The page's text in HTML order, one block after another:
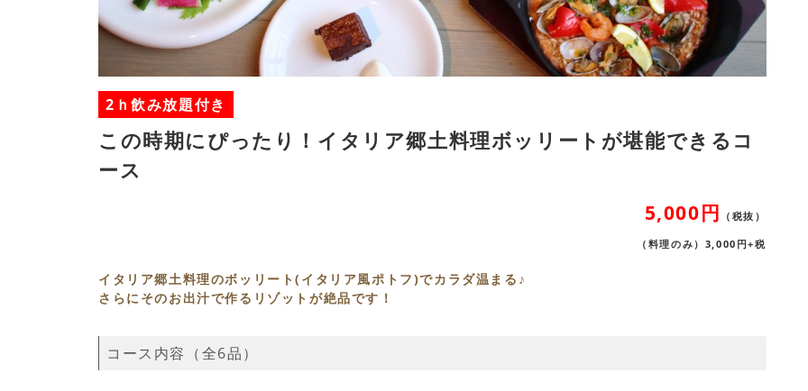
2ｈ飲み放題付き
この時期にぴったり！イタリア郷土料理ボッリートが堪能できるコ
ース
5,000円 （税抜）
（料理のみ）3,000円+税
イタリア郷土料理のボッリート(イタリア風ポトフ)でカラダ温まる♪
さらにそのお出汁で作るリゾットが絶品です！
コース内容（全6品）